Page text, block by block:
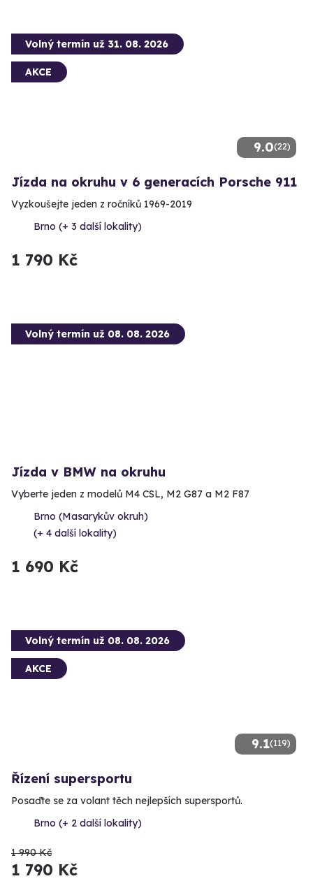
9.0(22)
Volný termín už 31. 08. 2026
AKCE
Jízda na okruhu v 6 generacích Porsche 911
Vyzkoušejte jeden z ročníků 1969-2019
Brno (+ 3 další lokality)
1 790 Kč
Volný termín už 08. 08. 2026
Jízda v BMW na okruhu
Vyberte jeden z modelů M4 CSL, M2 G87 a M2 F87
Brno (Masarykův okruh)
(+ 4 další lokality)
1 690 Kč
9.1(119)
Volný termín už 08. 08. 2026
AKCE
Řízení supersportu
Posaďte se za volant těch nejlepších supersportů.
Brno (+ 2 další lokality)
1 990 Kč
1 790 Kč